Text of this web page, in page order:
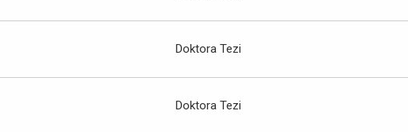
Doktora Tezi
Doktora Tezi